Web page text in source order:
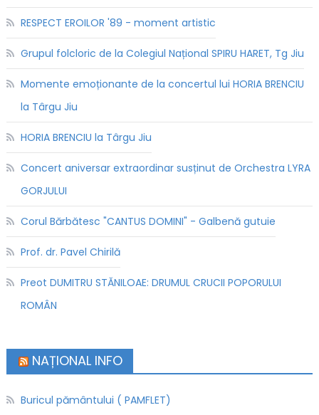
RESPECT EROILOR '89 - moment artistic
Grupul folcloric de la Colegiul Național SPIRU HARET, Tg Jiu
Momente emoționante de la concertul lui HORIA BRENCIU
la Târgu Jiu
HORIA BRENCIU la Târgu Jiu
Concert aniversar extraordinar susținut de Orchestra LYRA
GORJULUI
Corul Bărbătesc "CANTUS DOMINI" - Galbenă gutuie
Prof. dr. Pavel Chirilă
Preot DUMITRU STĂNILOAE: DRUMUL CRUCII POPORULUI
ROMÂN
NAȚIONAL INFO
Buricul pământului ( PAMFLET)